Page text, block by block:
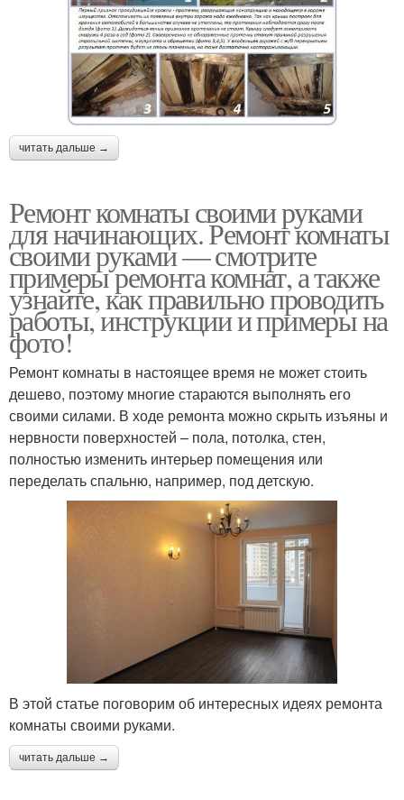
читать дальше →
Ремонт комнаты своими руками
для начинающих. Ремонт комнаты
своими руками — смотрите
примеры ремонта комнат, а также
узнайте, как правильно проводить
работы, инструкции и примеры на
фото!
Ремонт комнаты в настоящее время не может стоить
дешево, поэтому многие стараются выполнять его
своими силами. В ходе ремонта можно скрыть изъяны и
нервности поверхностей – пола, потолка, стен,
полностью изменить интерьер помещения или
переделать спальню, например, под детскую.
В этой статье поговорим об интересных идеях ремонта
комнаты своими руками.
читать дальше →